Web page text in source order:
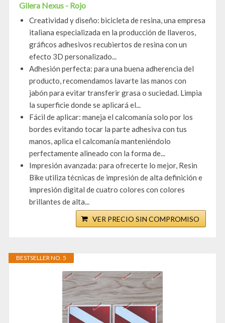
Gilera Nexus - Rojo
Creatividad y diseño: bicicleta de resina, una empresa
italiana especializada en la producción de llaveros,
gráficos adhesivos recubiertos de resina con un
efecto 3D personalizado...
Adhesión perfecta: para una buena adherencia del
producto, recomendamos lavarte las manos con
jabón para evitar transferir grasa o suciedad. Limpia
la superficie donde se aplicará el...
Fácil de aplicar: maneja el calcomanía solo por los
bordes evitando tocar la parte adhesiva con tus
manos, aplica el calcomanía manteniéndolo
perfectamente alineado con la forma de...
Impresión avanzada: para ofrecerte lo mejor, Resin
Bike utiliza técnicas de impresión de alta definición e
impresión digital de cuatro colores con colores
brillantes de alta...
VER PRECIO SIN COMPROMISO
BESTSELLER NO. 5